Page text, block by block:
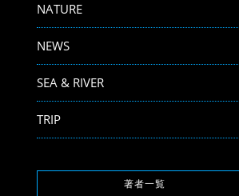
NATURE
NEWS
SEA & RIVER
TRIP
著者一覧